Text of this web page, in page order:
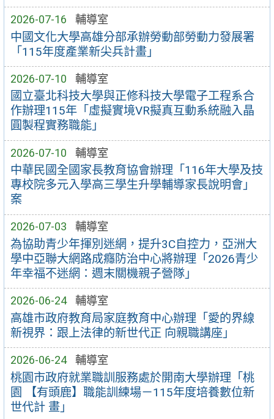
2026-07-16 輔導室
中國文化大學高雄分部承辦勞動部勞動力發展署
「115年度產業新尖兵計畫」
2026-07-10 輔導室
國立臺北科技大學與正修科技大學電子工程系合
作辦理115年「虛擬實境VR擬真互動系統融入晶
圓製程實務職能」
2026-07-10 輔導室
中華民國全國家長教育協會辦理「116年大學及技
專校院多元入學高三學生升學輔導家長說明會」
案
2026-07-03 輔導室
為協助青少年揮別迷網，提升3C自控力，亞洲大
學中亞聯大網路成癮防治中心將辦理「2026青少
年幸福不迷網：週末關機親子營隊」
2026-06-24 輔導室
高雄市政府教育局家庭教育中心辦理「愛的界線
新視界：跟上法律的新世代正 向親職講座」
2026-06-24 輔導室
桃園市政府就業職訓服務處於開南大學辦理「桃
園 【有頭鹿】職能訓練場－115年度培養數位新
世代計 畫」